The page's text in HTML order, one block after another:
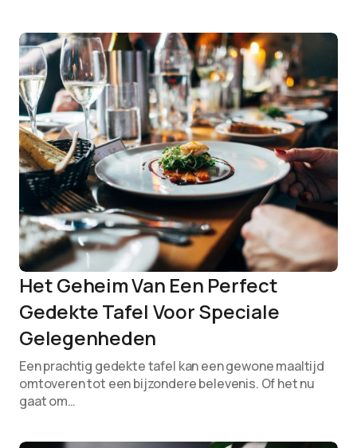
Het Geheim Van Een Perfect
Gedekte Tafel Voor Speciale
Gelegenheden
Een prachtig gedekte tafel kan een gewone maaltijd
omtoveren tot een bijzondere belevenis. Of het nu
gaat om…